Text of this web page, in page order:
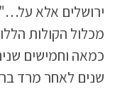
ירושלים אלא
מכלול הקולות
כמאה וחמישים
שנים לאחר מרד בר